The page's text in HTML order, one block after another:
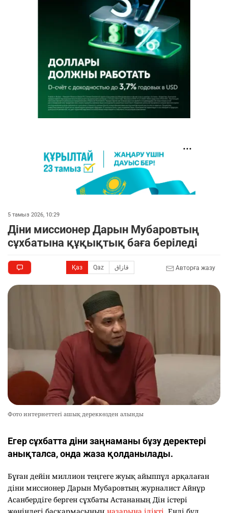
5 тамыз 2026, 10:29
Діни миссионер Дарын Мубаровтың
сұхбатына құқықтық баға беріледі
Қаз Qaz قازاق Авторға жазу
Фото интернеттегі ашық дереккөзден алынды
Егер сұхбатта діни заңнаманы бұзу деректері
анықталса, онда жаза қолданылады.
Бұған дейін миллион теңгеге жуық айыппұл арқалаған
діни миссионер Дарын Мубаровтың журналист Айнұр
Асанбердіге берген сұхбаты Астананың Дін істері
жөніндегі басқармасының назарына ілікті . Енді бұл